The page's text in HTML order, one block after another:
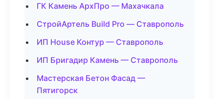
ГК Камень АрхПро — Махачкала
СтройАртель Build Pro — Ставрополь
ИП House Контур — Ставрополь
ИП Бригадир Камень — Ставрополь
Мастерская Бетон Фасад —
Пятигорск